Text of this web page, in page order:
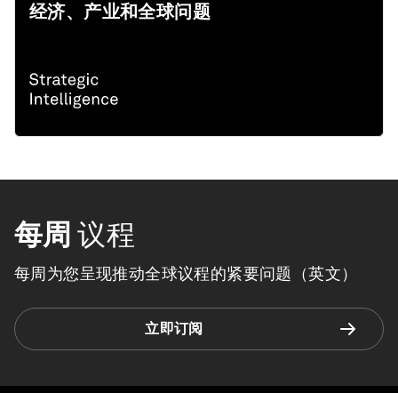
经济、产业和全球问题
每周 议程
每周为您呈现推动全球议程的紧要问题（英文）
立即订阅